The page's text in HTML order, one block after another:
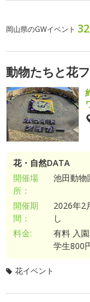
岡山県のGWイベント 32
動物たちと花
花・自然DATA
開催場
所：
池田動物
開催期
間：
2026年2
し
料金:
有料 入
学生800
花イベント